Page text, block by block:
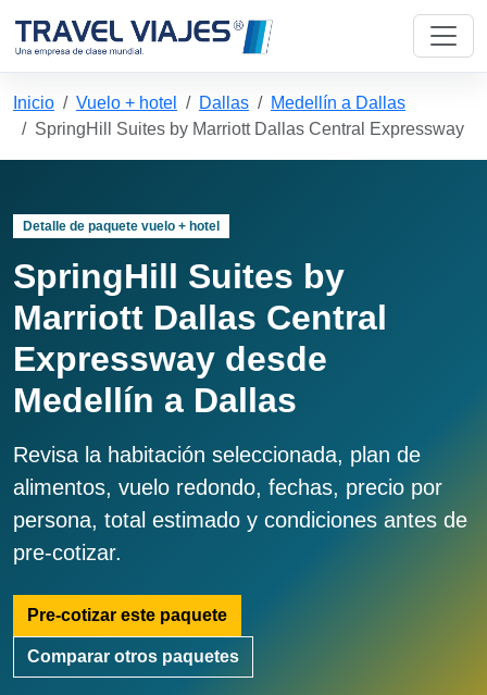
Inicio Vuelo + hotel Dallas
Medellín a Dallas
SpringHill Suites by Marriott Dallas Central Expressway
Detalle de paquete vuelo + hotel
SpringHill Suites by
Marriott Dallas Central
Expressway desde
Medellín a Dallas
Revisa la habitación seleccionada, plan de
alimentos, vuelo redondo, fechas, precio por
persona, total estimado y condiciones antes de
pre-cotizar.
Pre-cotizar este paquete
Comparar otros paquetes